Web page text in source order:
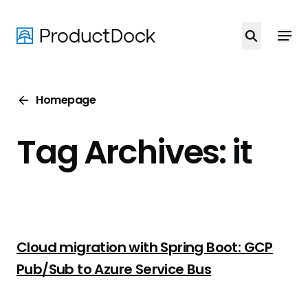
main
Homepage
Tag Archives: it
Cloud migration with Spring Boot: GCP
Pub/Sub to Azure Service Bus